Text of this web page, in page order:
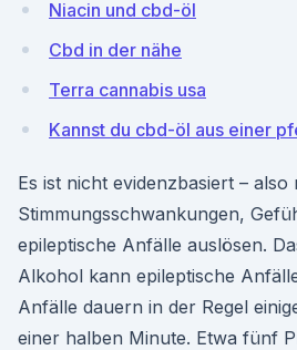
Niacin und cbd-öl
Cbd in der nähe
Terra cannabis usa
Kannst du cbd-öl aus einer
Es ist nicht evidenzbasiert –
Stimmungsschwankungen,
epileptische Anfälle auslösen.
Alkohol kann epileptische
Anfälle dauern in der Regel
einer halben Minute. Etwa fünf